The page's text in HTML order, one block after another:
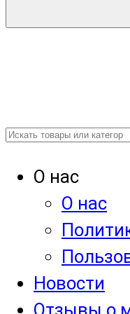
О нас
О нас
Новости
Отзывы о